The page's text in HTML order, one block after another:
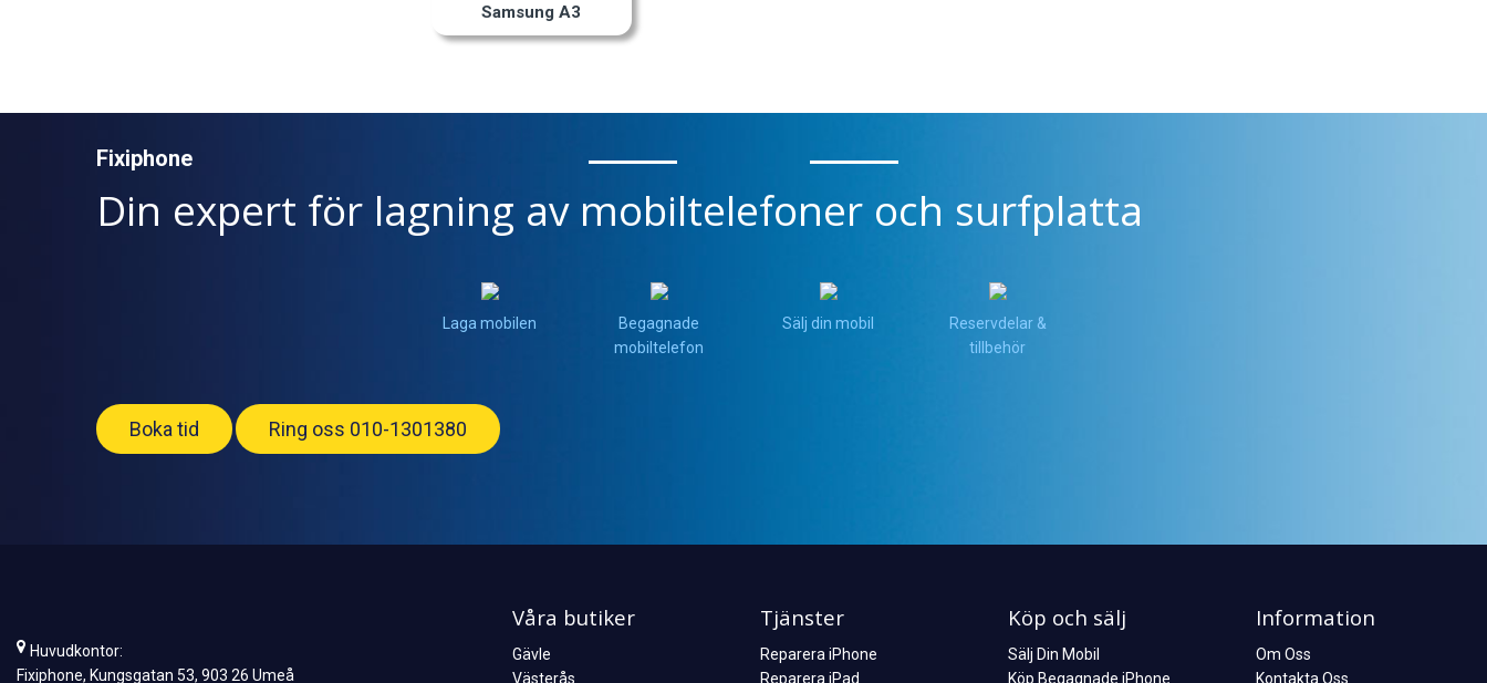
Samsung A3
Fixiphone
Din expert för lagning av mobiltelefoner och surfplatta
Laga mobilen
Begagnade
mobiltelefon
Sälj din mobil
Reservdelar &
tillbehör
Boka tid Ring oss 010-1301380
Huvudkontor:
Fixiphone, Kungsgatan 53, 903 26 Umeå
Våra butiker
Gävle
Västerås
Tjänster
Reparera iPhone
Reparera iPad
Köp och sälj
Sälj Din Mobil
Köp Begagnade iPhone
Information
Om Oss
Kontakta Oss